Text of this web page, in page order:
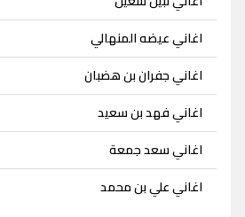
اغاني عيضه المنهالي
اغاني جفران بن هضبان
اغاني فهد بن سعيد
اغاني سعد جمعة
اغاني علي بن محمد